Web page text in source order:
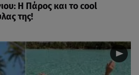
Η Πάρος και το cool
της!